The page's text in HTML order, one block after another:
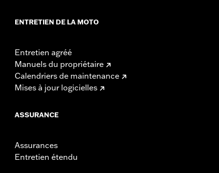
ENTRETIEN DE LA MOTO
Entretien agréé
Manuels du propriétaire
Calendriers de maintenance
Mises à jour logicielles
ASSURANCE
Assurances
Entretien étendu